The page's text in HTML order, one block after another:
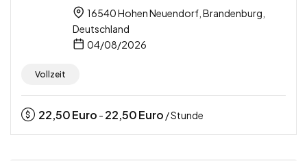
16540 Hohen Neuendorf, Brandenburg,
Deutschland
04/08/2026
Vollzeit
22,50Euro - 22,50Euro / Stunde